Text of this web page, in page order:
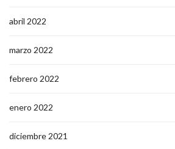
abril 2022
marzo 2022
febrero 2022
enero 2022
diciembre 2021